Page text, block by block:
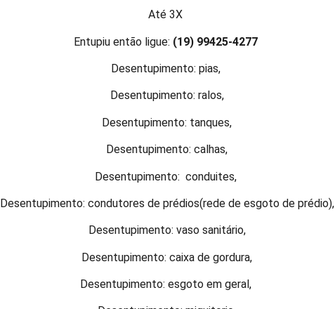
Até 3X
Entupiu então ligue: (19) 99425-4277
Desentupimento: pias,
Desentupimento: ralos,
Desentupimento: tanques,
Desentupimento: calhas,
Desentupimento: conduites,
Desentupimento: condutores de prédios(rede de esgoto de prédio),
Desentupimento: vaso sanitário,
Desentupimento: caixa de gordura,
Desentupimento: esgoto em geral,